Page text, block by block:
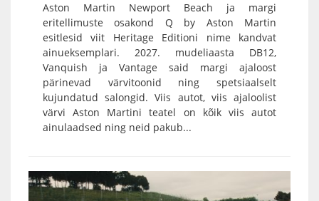
Aston Martin Newport Beach ja margi
eritellimuste osakond Q by Aston Martin
esitlesid viit Heritage Editioni nime kandvat
ainueksemplari. 2027. mudeliaasta DB12,
Vanquish ja Vantage said margi ajaloost
pärinevad värvitoonid ning spetsiaalselt
kujundatud salongid. Viis autot, viis ajaloolist
värvi Aston Martini teatel on kõik viis autot
ainulaadsed ning neid pakub...